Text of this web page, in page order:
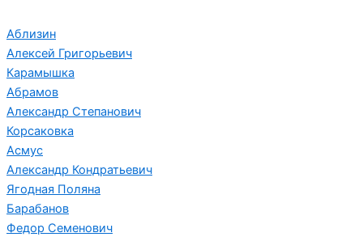
Аблизин
Алексей Григорьевич
Карамышка
Абрамов
Александр Степанович
Корсаковка
Асмус
Александр Кондратьевич
Ягодная Поляна
Барабанов
Федор Семенович